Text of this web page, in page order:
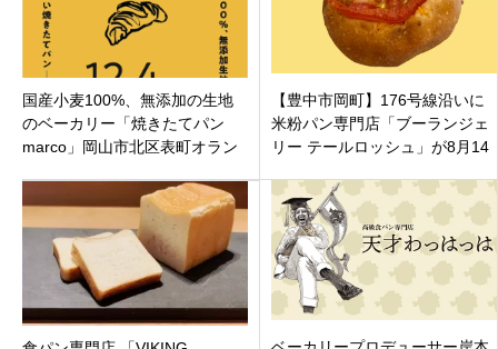
国産小麦100%、無添加の生地
のベーカリー「焼きたてパン
marco」岡山市北区表町オラン
【豊中市岡町】176号線沿いに
米粉パン専門店「ブーランジェ
リー テールロッシュ」が8月14
ナ